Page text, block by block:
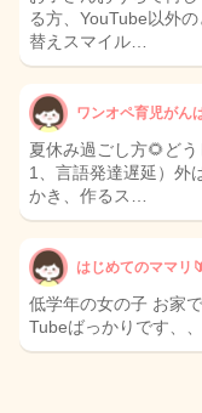
る方、YouTube以外
替えスマイル…
ワンオペ育児がん
夏休み過ごし方🌻ど
1、言語発達遅延）外
かき、作るス…
はじめてのママリ
低学年の女の子 お家
Tubeばっかりです、、